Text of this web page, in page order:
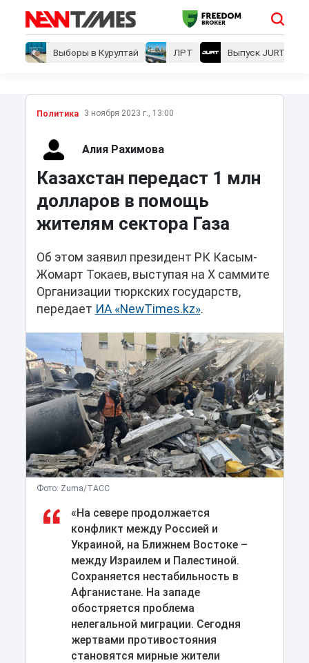
Выборы в Курултай ЛРТ Выпуск JURT
Политика 3 ноября 2023 г., 13:00
Алия Рахимова
Казахстан передаст 1 млн
долларов в помощь
жителям сектора Газа
Об этом заявил президент РК Касым-
Жомарт Токаев, выступая на X саммите
Организации тюркских государств,
передает ИА «NewTimes.kz».
Фото: Zuma/ТАСС
«На севере продолжается
конфликт между Россией и
Украиной, на Ближнем Востоке –
между Израилем и Палестиной.
Сохраняется нестабильность в
Афганистане. На западе
обостряется проблема
нелегальной миграции. Сегодня
жертвами противостояния
становятся мирные жители